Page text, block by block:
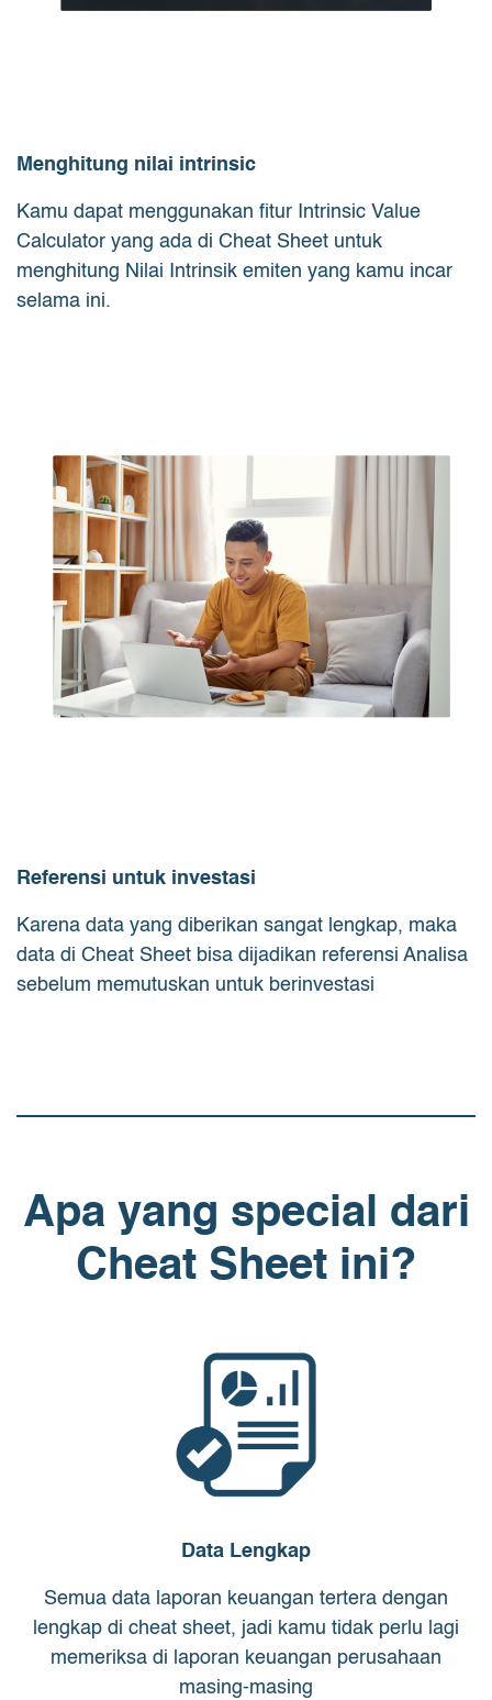
Menghitung nilai intrinsic
Kamu dapat menggunakan fitur Intrinsic Value
Calculator yang ada di Cheat Sheet untuk
menghitung Nilai Intrinsik emiten yang kamu incar
selama ini.
Referensi untuk investasi
Karena data yang diberikan sangat lengkap, maka
data di Cheat Sheet bisa dijadikan referensi Analisa
sebelum memutuskan untuk berinvestasi
Apa yang special dari
Cheat Sheet ini?
Data Lengkap
Semua data laporan keuangan tertera dengan
lengkap di cheat sheet, jadi kamu tidak perlu lagi
memeriksa di laporan keuangan perusahaan
masing-masing